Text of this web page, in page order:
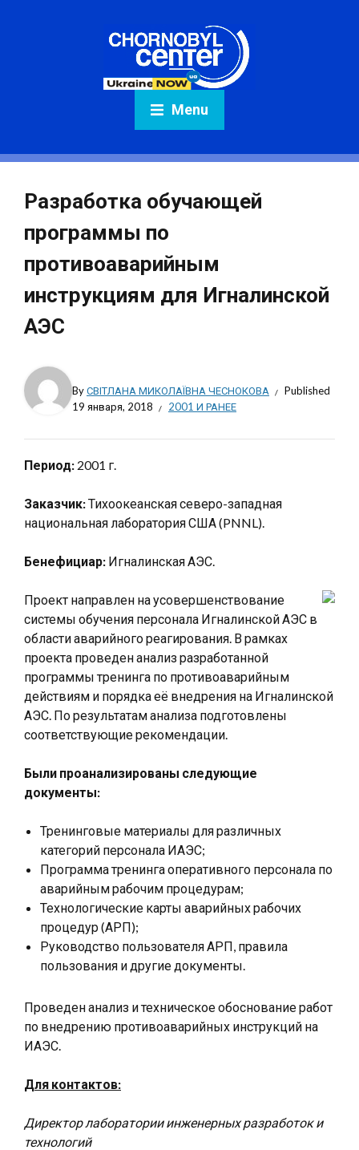
Menu
Разработка обучающей
программы по
противоаварийным
инструкциям для Игналинской
АЭС
ByСВІТЛАНА МИКОЛАЇВНА ЧЕСНОКОВА
Published
19 января, 2018
2001 И РАНЕЕ
Период: 2001 г.
Заказчик:Тихоокеанская северо-западная
национальная лаборатория США (PNNL).
Бенефициар: Игналинская АЭС.
Проект направлен на усовершенствование
системы обучения персонала Игналинской АЭС в
области аварийного реагирования. В рамках
проекта проведен анализ разработанной
программы тренинга по противоаварийным
действиям и порядка её внедрения на Игналинской
АЭС. По результатам анализа подготовлены
соответствующие рекомендации.
Были проанализированы следующие
документы:
Тренинговые материалы для различных
категорий персонала ИАЭС;
Программа тренинга оперативного персонала по
аварийным рабочим процедурам;
Технологические карты аварийных рабочих
процедур (АРП);
Руководство пользователя АРП, правила
пользования и другие документы.
Проведен анализ и техническое обоснование работ
по внедрению противоаварийных инструкций на
ИАЭС.
Для контактов:
Директор лаборатории инженерных разработок и
технологий